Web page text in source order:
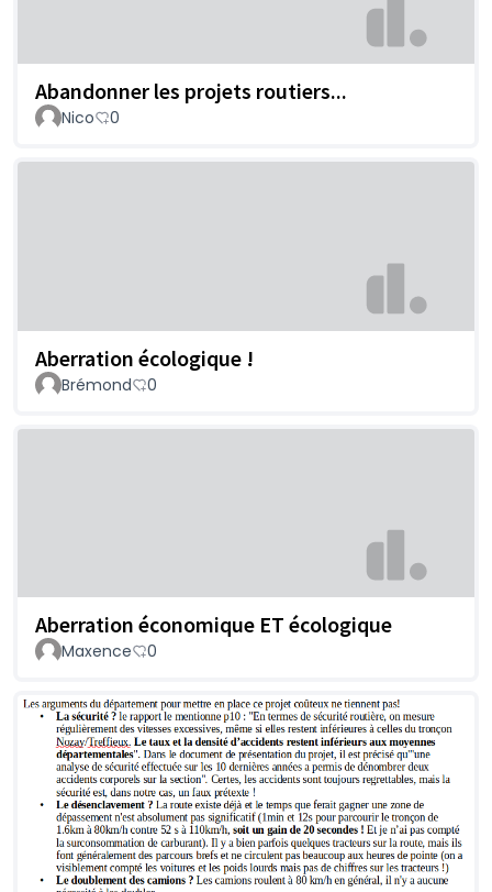
Abandonner les projets routiers...
Nico 0
Aberration écologique !
Brémond 0
Aberration économique ET écologique
Maxence 0